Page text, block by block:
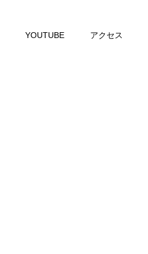
YOUTUBE アクセス